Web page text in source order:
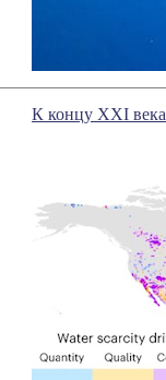
К концу XXI века